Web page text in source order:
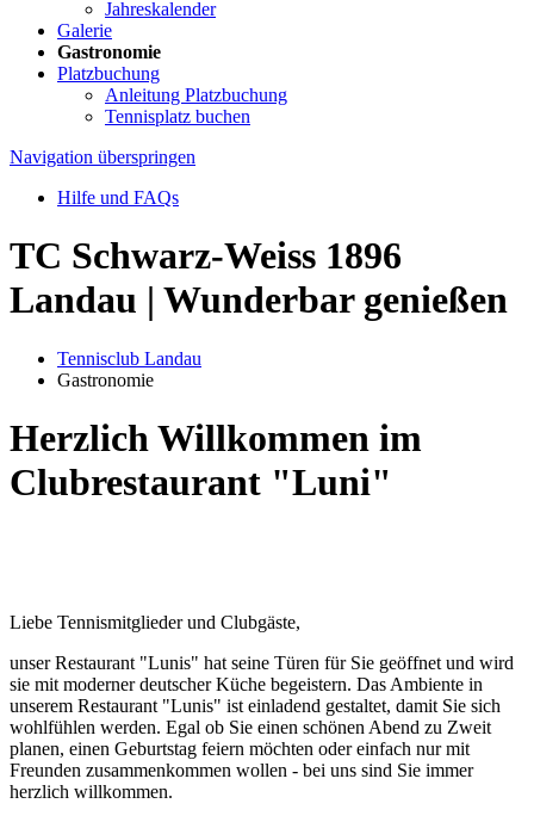
Jahreskalender
Galerie
Gastronomie
Platzbuchung
Anleitung Platzbuchung
Tennisplatz buchen
Navigation überspringen
Hilfe und FAQs
TC Schwarz-Weiss 1896
Landau | Wunderbar genießen
Tennisclub Landau
Gastronomie
Herzlich Willkommen im
Clubrestaurant "Luni"
Liebe Tennismitglieder und Clubgäste,
unser Restaurant "Lunis" hat seine Türen für Sie geöffnet und wird
sie mit moderner deutscher Küche begeistern. Das Ambiente in
unserem Restaurant "Lunis" ist einladend gestaltet, damit Sie sich
wohlfühlen werden. Egal ob Sie einen schönen Abend zu Zweit
planen, einen Geburtstag feiern möchten oder einfach nur mit
Freunden zusammenkommen wollen - bei uns sind Sie immer
herzlich willkommen.